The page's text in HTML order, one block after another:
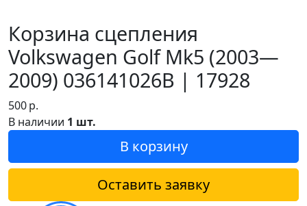
Корзина сцепления
Volkswagen Golf Mk5 (2003—
2009) 036141026B | 17928
500р.
В наличии 1 шт.
В корзину
Оставить заявку